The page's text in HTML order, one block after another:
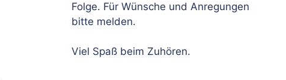
Folge. Für Wünsche und Anregungen
bitte melden.
Viel Spaß beim Zuhören.